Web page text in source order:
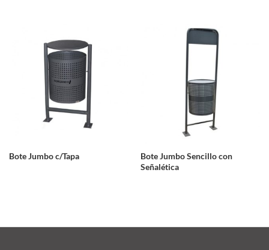
Bote Jumbo c/Tapa
Bote Jumbo Sencillo con
Señalética